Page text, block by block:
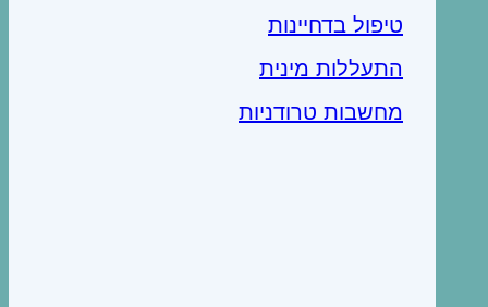
טיפול בדחיינות
התעללות מינית
מחשבות טרודניות